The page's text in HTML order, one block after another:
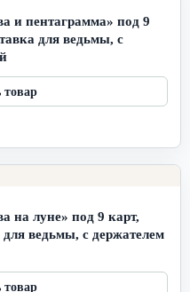
и пентаграмма» под 9
для ведьмы, с
на луне» под 9 карт,
ведьмы, с держателем